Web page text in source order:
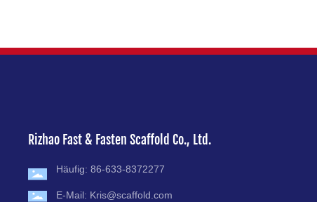
Rizhao Fast & Fasten Scaffold Co., Ltd.
Häufig:86-633-8372277
E-Mail: Kris@scaffold.com